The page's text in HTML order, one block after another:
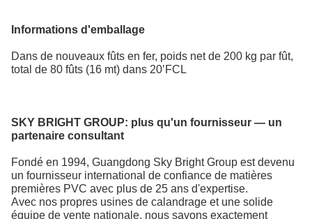
Informations d'emballage
Dans de nouveaux fûts en fer, poids net de 200 kg par fût,
total de 80 fûts (16 mt) dans 20’FCL
SKY BRIGHT GROUP: plus qu'un fournisseur — un
partenaire consultant
Fondé en 1994, Guangdong Sky Bright Group est devenu
un fournisseur international de confiance de matières
premières PVC avec plus de 25 ans d'expertise.
Avec nos propres usines de calandrage et une solide
équipe de vente nationale, nous savons exactement